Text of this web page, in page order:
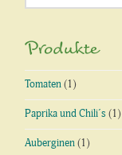
nach:
Produkte
Tomaten (1)
Paprika und Chili´s (1)
Auberginen (1)